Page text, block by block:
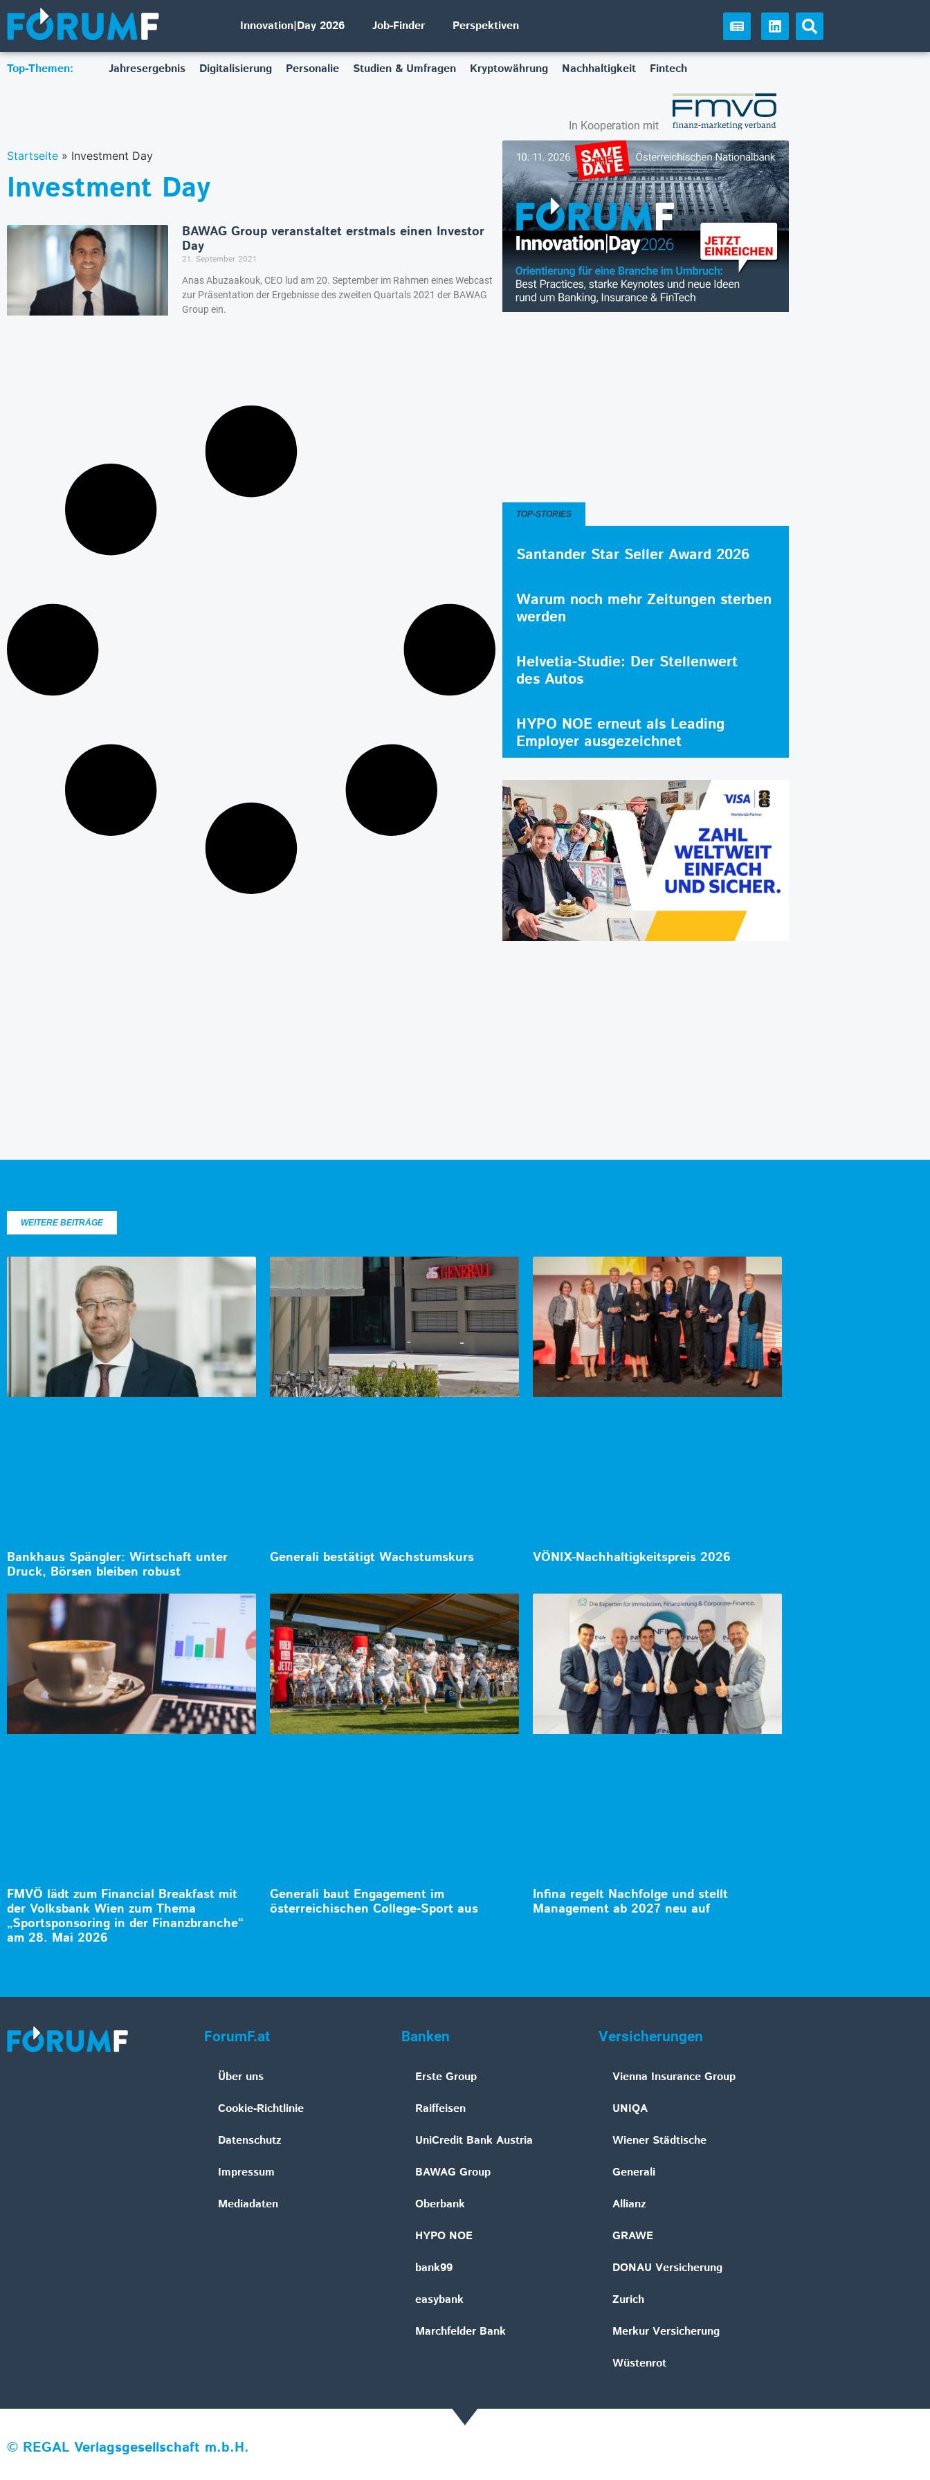
Innovation|Day 2026 Job-Finder Perspektiven
Top-Themen: Jahresergebnis Digitalisierung Personalie Studien & Umfragen Kryptowährung Nachhaltigkeit Fintech
In Kooperation mit
Startseite » Investment Day
Investment Day
BAWAG Group veranstaltet erstmals einen Investor
Day
21. September 2021
Anas Abuzaakouk, CEO lud am 20. September im Rahmen eines Webcast
zur Präsentation der Ergebnisse des zweiten Quartals 2021 der BAWAG
Group ein.
TOP-STORIES
Santander Star Seller Award 2026
Warum noch mehr Zeitungen sterben
werden
Helvetia-Studie: Der Stellenwert
des Autos
HYPO NOE erneut als Leading
Employer ausgezeichnet
WEITERE BEITRÄGE
Bankhaus Spängler: Wirtschaft unter
Druck, Börsen bleiben robust
Generali bestätigt Wachstumskurs VÖNIX-Nachhaltigkeitspreis 2026
FMVÖ lädt zum Financial Breakfast mit
der Volksbank Wien zum Thema
„Sportsponsoring in der Finanzbranche“
am 28. Mai 2026
Generali baut Engagement im
österreichischen College-Sport aus
Infina regelt Nachfolge und stellt
Management ab 2027 neu auf
ForumF.at
Über uns
Cookie-Richtlinie
Datenschutz
Impressum
Mediadaten
Banken
Erste Group
Raiffeisen
UniCredit Bank Austria
BAWAG Group
Oberbank
HYPO NOE
bank99
easybank
Marchfelder Bank
Versicherungen
Vienna Insurance Group
UNIQA
Wiener Städtische
Generali
Allianz
GRAWE
DONAU Versicherung
Zurich
Merkur Versicherung
Wüstenrot
© REGAL Verlagsgesellschaft m.b.H.